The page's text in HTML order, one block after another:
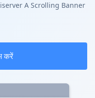
Episerver A Scrolling Banner
करें